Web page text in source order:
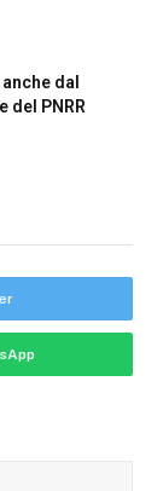
dal
del PNRR